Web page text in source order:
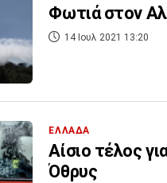
Φωτιά στον
14 Ιουλ 2021 13:20
ΕΛΛΑΔΑ
Αίσιο τέλος
Όθρυς